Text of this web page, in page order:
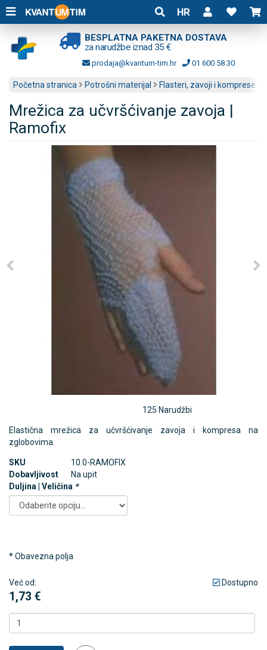
HR
BESPLATNA PAKETNA DOSTAVA
za narudžbe iznad 35 €
prodaja@kvantum-tim.hr 01 600 58 30
Početna stranica Potrošni materijal Flasteri, zavoji i komprese
Mrežica za učvršćivanje zavoja |
Ramofix
125 Narudžbi
Elastična mrežica za učvršćivanje zavoja i kompresa na
zglobovima.
SKU
10.0-RAMOFIX
Dobavljivost
Na upit
Duljina | Veličina *
* Obavezna polja
Već od:
1,73 €
Dostupno